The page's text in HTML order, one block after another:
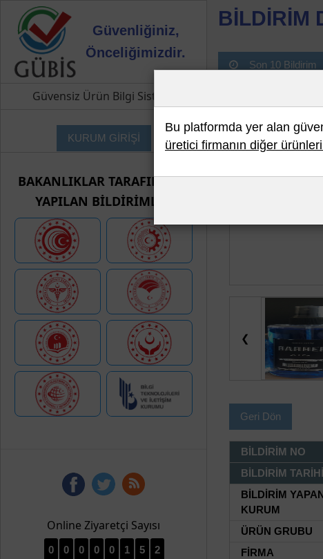
Güvenliğiniz,
Önceliğimizdir.
Güvensiz Ürün Bilgi Sistemi
KURUM GİRİŞİ
BAKANLIKLAR TARAFINDAN
YAPILAN BİLDİRİMLER
Online Ziyaretçi Sayısı
0 0 0 0 0 1 5 2
BİLDİRİM
Son 10 Bildirim
❮
Geri Dön
BİLDİRİM NO
BİLDİRİM TARİHİ
BİLDİRİM YAPAN
KURUM
ÜRÜN GRUBU
FİRMA
Bu platformda yer alan
üretici firmanın diğer